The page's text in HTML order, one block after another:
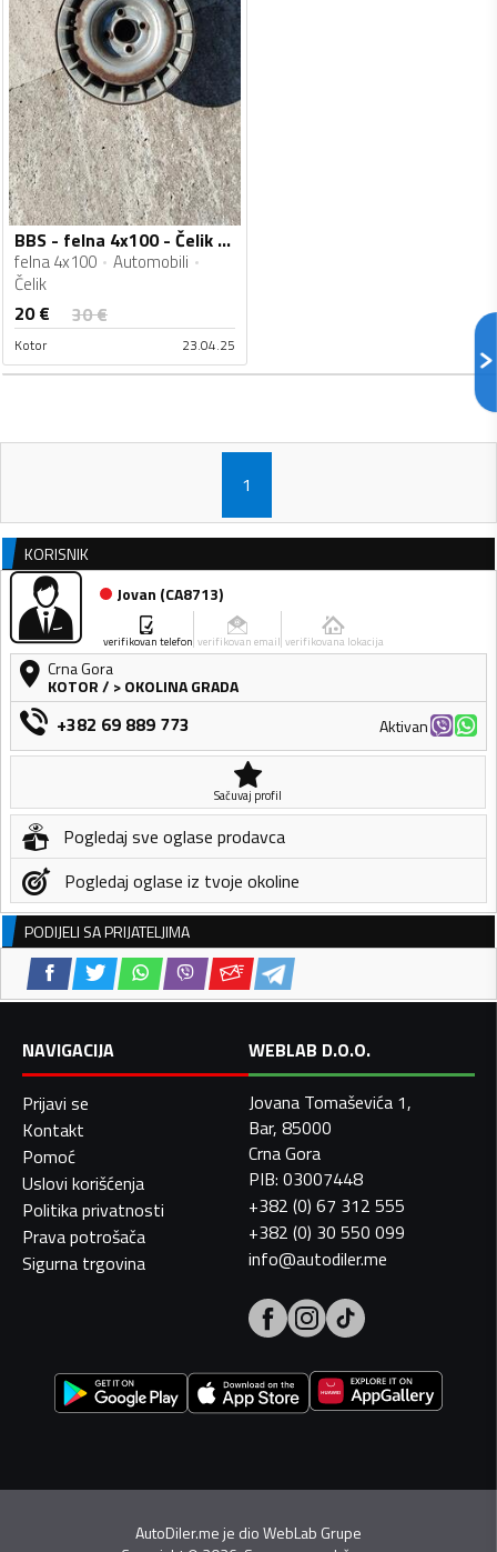
BBS - felna 4x100 - Čelik felne
felna 4x100
Automobili
Čelik
20€ 30€
Kotor 23.04.25
1
KORISNIK
Jovan (CA8713)
verifikovan telefon verifikovan email verifikovana lokacija
Crna Gora
KOTOR/ > OKOLINA GRADA
+382 69 889 773 Aktivan
Sačuvaj profil
Pogledaj sve oglase prodavca
Pogledaj oglase iz tvoje okoline
PODIJELI SA PRIJATELJIMA
NAVIGACIJA
Prijavi se
Kontakt
Pomoć
Uslovi korišćenja
Politika privatnosti
Prava potrošača
Sigurna trgovina
WEBLAB D.O.O.
Jovana Tomaševića 1,
Bar, 85000
Crna Gora
PIB: 03007448
+382 (0) 67 312 555
+382 (0) 30 550 099
info@autodiler.me
AutoDiler.me je dioWebLab Grupe